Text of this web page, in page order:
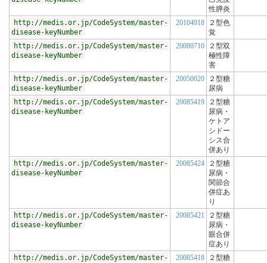
性膵炎
http://medis.or.jp/CodeSystem/master-
disease-keyNumber
20104918
２型色
覚
http://medis.or.jp/CodeSystem/master-
disease-keyNumber
20080710
２型双
極性障
害
http://medis.or.jp/CodeSystem/master-
disease-keyNumber
20050020
２型糖
尿病
http://medis.or.jp/CodeSystem/master-
disease-keyNumber
20085419
２型糖
尿病・
ケトア
シドー
シス合
併あり
http://medis.or.jp/CodeSystem/master-
disease-keyNumber
20085424
２型糖
尿病・
関節合
併症あ
り
http://medis.or.jp/CodeSystem/master-
disease-keyNumber
20085421
２型糖
尿病・
眼合併
症あり
http://medis.or.jp/CodeSystem/master-
20085418
２型糖